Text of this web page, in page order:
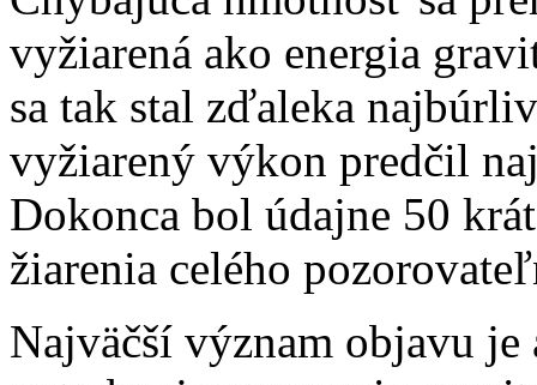
vyžiarená ako energia
sa tak stal zďaleka
vyžiarený výkon predčil
Dokonca bol údajne 50
žiarenia celého
Najväčší význam objavu